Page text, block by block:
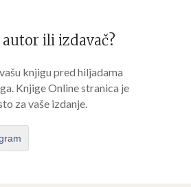
autor ili izdavač?
knjigu pred hiljadama
Knjige Online stranica je
za vaše izdanje.